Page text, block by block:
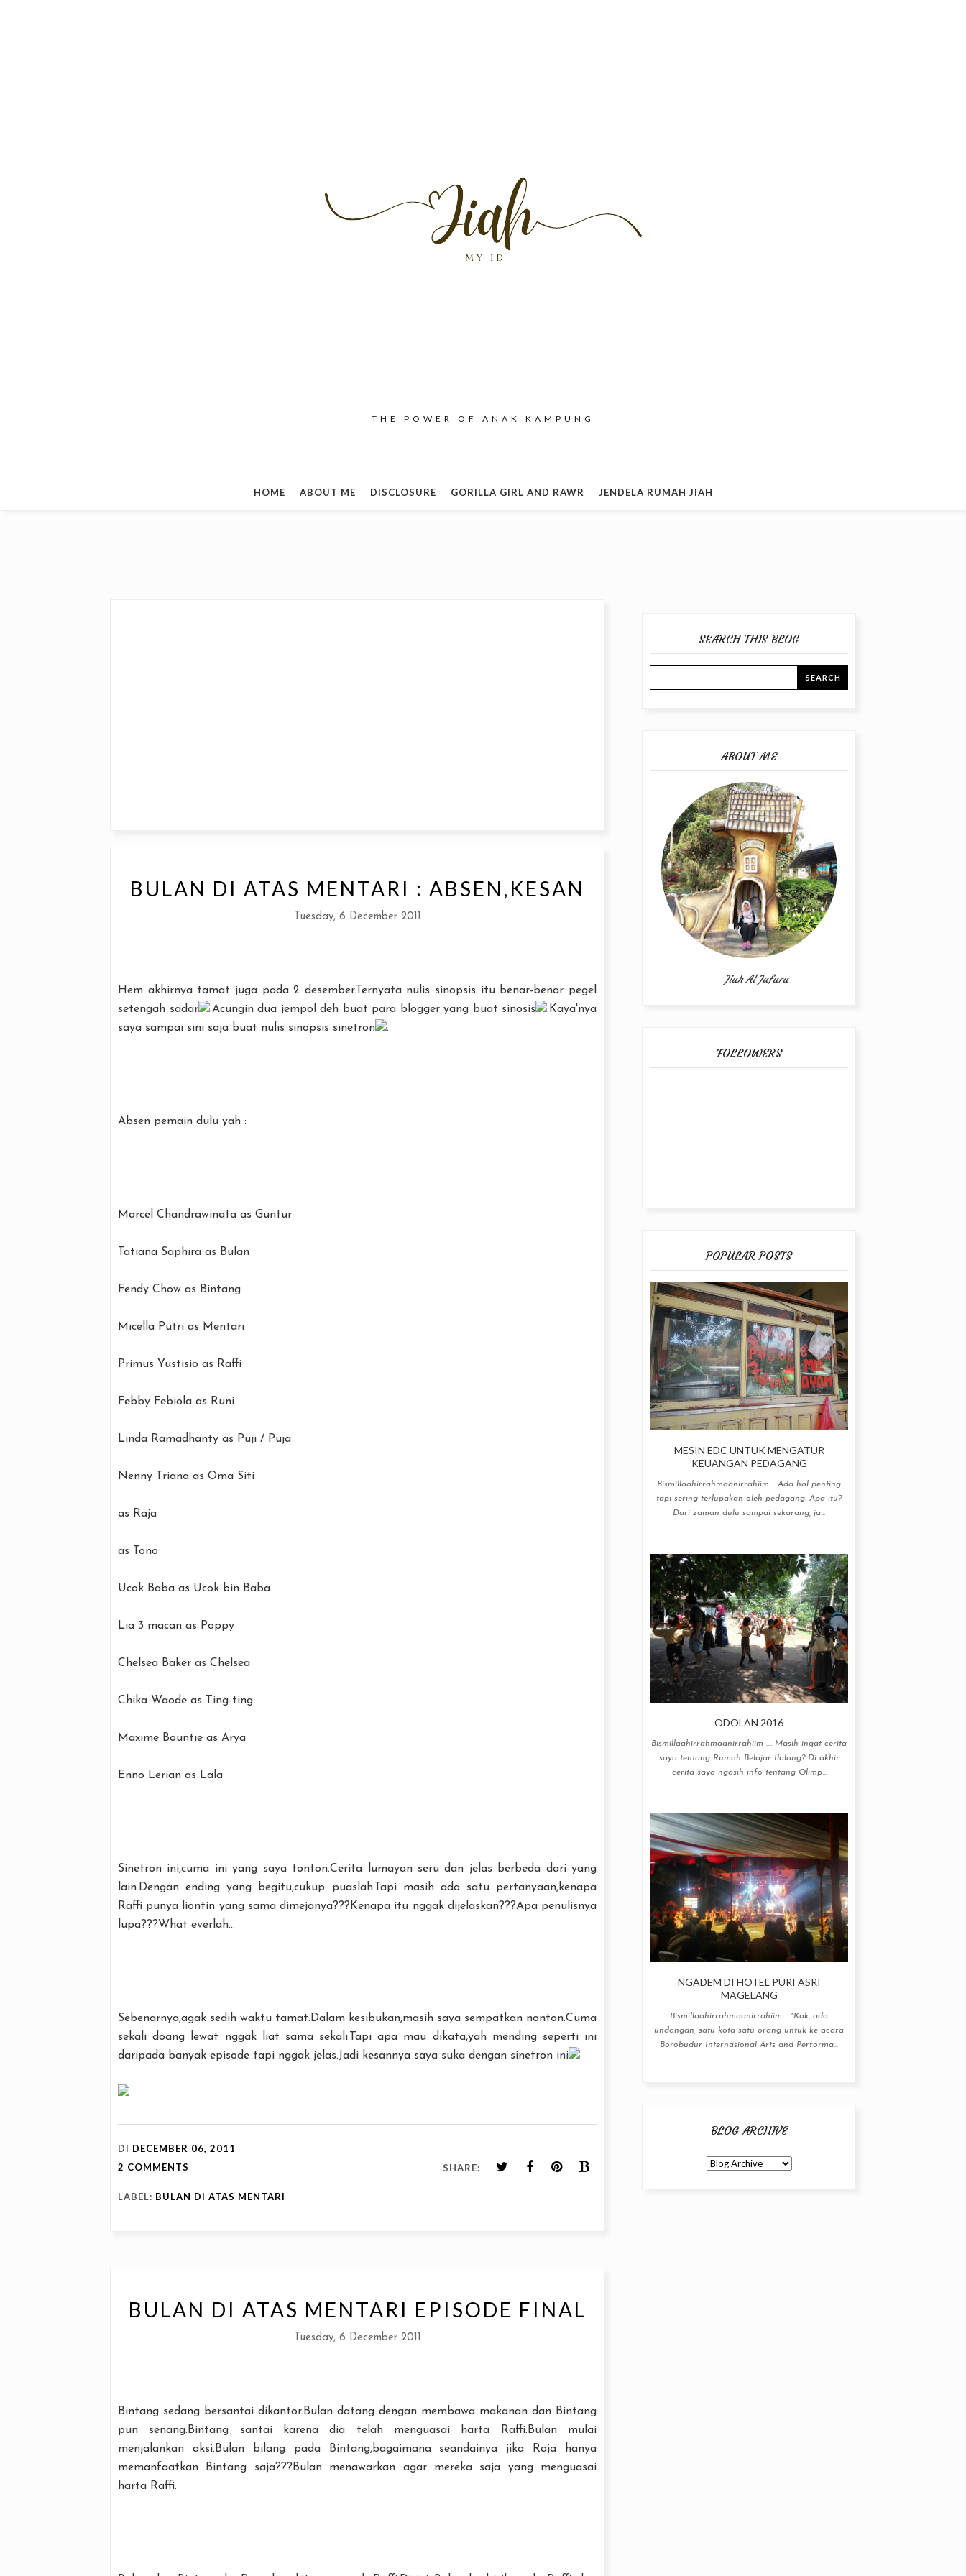
THE POWER OF ANAK KAMPUNG
HOME ABOUT ME DISCLOSURE GORILLA GIRL AND RAWR JENDELA RUMAH JIAH
BULAN DI ATAS MENTARI : ABSEN,KESAN
Tuesday, 6 December 2011
Hem akhirnya tamat juga pada 2 desember.Ternyata nulis sinopsis itu benar-benar pegel
setengah sadar
.Acungin dua jempol deh buat para blogger yang buat sinosis
.Kaya'nya
saya sampai sini saja buat nulis sinopsis sinetron
.
Absen pemain dulu yah :
Marcel Chandrawinata as Guntur
Tatiana Saphira as Bulan
Fendy Chow as Bintang
Micella Putri as Mentari
Primus Yustisio as Raffi
Febby Febiola as Runi
Linda Ramadhanty as Puji / Puja
Nenny Triana as Oma Siti
as Raja
as Tono
Ucok Baba as Ucok bin Baba
Lia 3 macan as Poppy
Chelsea Baker as Chelsea
Chika Waode as Ting-ting
Maxime Bountie as Arya
Enno Lerian as Lala
Sinetron ini,cuma ini yang saya tonton.Cerita lumayan seru dan jelas berbeda dari yang
lain.Dengan ending yang begitu,cukup puaslah.Tapi masih ada satu pertanyaan,kenapa
Raffi punya liontin yang sama dimejanya???Kenapa itu nggak dijelaskan???Apa penulisnya
lupa???What everlah...
Sebenarnya,agak sedih waktu tamat.Dalam kesibukan,masih saya sempatkan nonton.Cuma
sekali doang lewat nggak liat sama sekali.Tapi apa mau dikata,yah mending seperti ini
daripada banyak episode tapi nggak jelas.Jadi kesannya saya suka dengan sinetron ini
DI DECEMBER 06, 2011
2 COMMENTS
SHARE:
LABEL: BULAN DI ATAS MENTARI
BULAN DI ATAS MENTARI EPISODE FINAL
Tuesday, 6 December 2011
Bintang sedang bersantai dikantor.Bulan datang dengan membawa makanan dan Bintang
pun senang.Bintang santai karena dia telah menguasai harta Raffi.Bulan mulai
menjalankan aksi.Bulan bilang pada Bintang,bagaimana seandainya jika Raja hanya
memanfaatkan Bintang saja???Bulan menawarkan agar mereka saja yang menguasai
harta Raffi.
SEARCH THIS BLOG
ABOUT ME
Jiah Al Jafara
FOLLOWERS
POPULAR POSTS
MESIN EDC UNTUK MENGATUR
KEUANGAN PEDAGANG
Bismillaahirrahmaanirrahiim.... Ada hal penting
tapi sering terlupakan oleh pedagang. Apa itu?
Dari zaman dulu sampai sekarang, ja...
ODOLAN 2016
Bismillaahirrahmaanirrahiim .... Masih ingat cerita
saya tentang Rumah Belajar Ilalang? Di akhir
cerita saya ngasih info tentang Olimp...
NGADEM DI HOTEL PURI ASRI
MAGELANG
Bismillaahirrahmaanirrahiim.... "Kak, ada
undangan, satu kota satu orang untuk ke acara
Borobudur Internasional Arts and Performa...
BLOG ARCHIVE